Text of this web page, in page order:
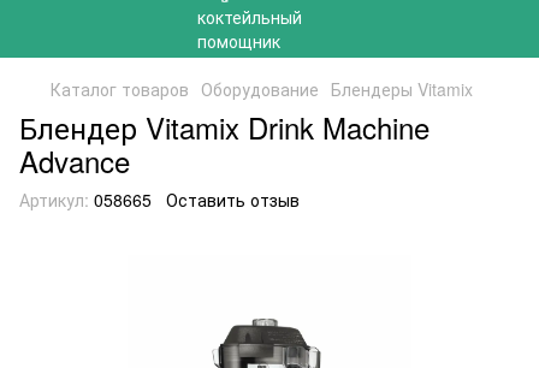
Каталог товаров Оборудование Блендеры Vitamix
Блендер Vitamix Drink Machine
Advance
Артикул: 058665 Оставить отзыв